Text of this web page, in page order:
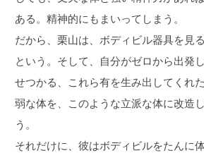
ある。精神的にもまいってしまう。
だから、栗山は、ボディビル器具を見
という。そして、自分がゼロから出発
せつかる、これら有を生み出してくれ
弱な体を、このような立派な体に改造
う。
それだけに、彼はボディビルをたんに